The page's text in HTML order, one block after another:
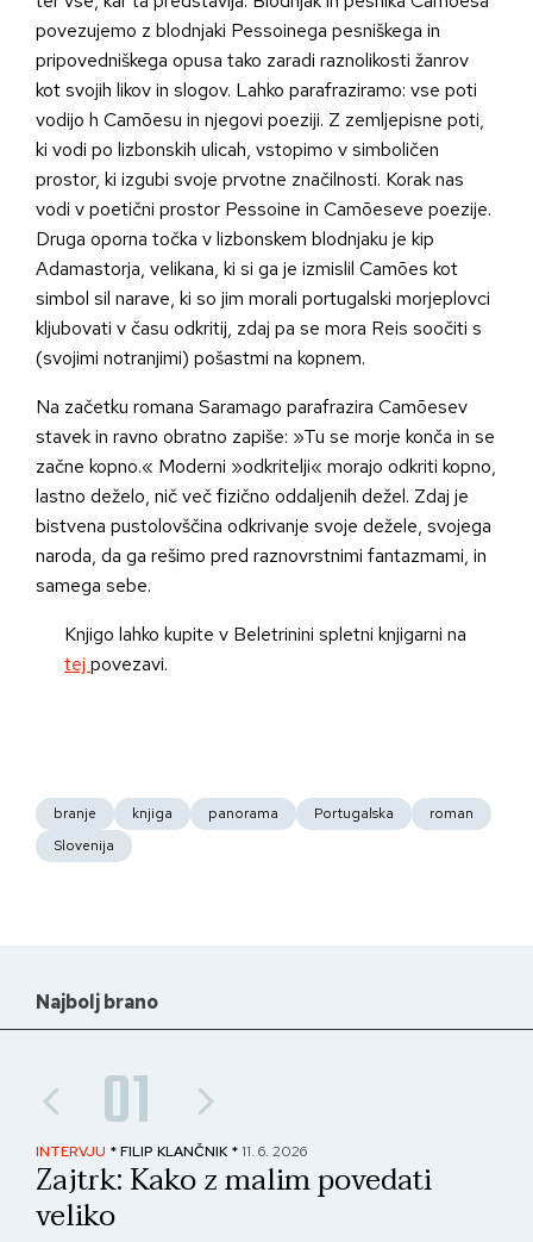
povezujemo z blodnjaki Pessoinega pesniškega in
pripovedniškega opusa tako zaradi raznolikosti žanrov
kot svojih likov in slogov. Lahko parafraziramo: vse poti
vodijo h Camõesu in njegovi poeziji. Z zemljepisne poti,
ki vodi po lizbonskih ulicah, vstopimo v simboličen
prostor, ki izgubi svoje prvotne značilnosti. Korak nas
vodi v poetični prostor Pessoine in Camõeseve poezije.
Druga oporna točka v lizbonskem blodnjaku je kip
Adamastorja, velikana, ki si ga je izmislil Camões kot
simbol sil narave, ki so jim morali portugalski morjeplovci
kljubovati v času odkritij, zdaj pa se mora Reis soočiti s
(svojimi notranjimi) pošastmi na kopnem.
Na začetku romana Saramago parafrazira Camõesev
stavek in ravno obratno zapiše: »Tu se morje konča in se
začne kopno.« Moderni »odkritelji« morajo odkriti kopno,
lastno deželo, nič več fizično oddaljenih dežel. Zdaj je
bistvena pustolovščina odkrivanje svoje dežele, svojega
naroda, da ga rešimo pred raznovrstnimi fantazmami, in
samega sebe.
Knjigo lahko kupite v Beletrinini spletni knjigarni na
tej povezavi.
branje knjiga panorama Portugalska
roman
Slovenija
Najbolj brano
01
INTERVJU * FILIP KLANČNIK * 11. 6. 2026
Zajtrk: Kako z malim povedati
veliko